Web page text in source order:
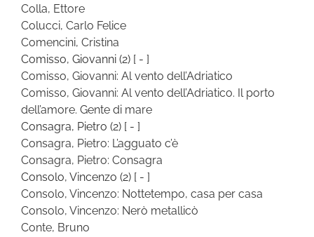
Colla, Ettore
Colucci, Carlo Felice
Comencini, Cristina
Comisso, Giovanni (2) [ - ]
Comisso, Giovanni: Al vento dell’Adriatico
Comisso, Giovanni: Al vento dell’Adriatico. Il porto
dell’amore. Gente di mare
Consagra, Pietro (2) [ - ]
Consagra, Pietro: L’agguato c’è
Consagra, Pietro: Consagra
Consolo, Vincenzo (2) [ - ]
Consolo, Vincenzo: Nottetempo, casa per casa
Consolo, Vincenzo: Nerò metallicò
Conte, Bruno